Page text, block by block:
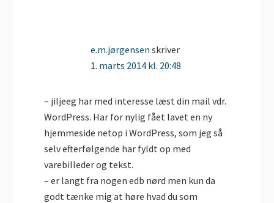
e.m.jørgensen skriver
1. marts 2014 kl. 20:48
– jiljeeg har med interesse læst din mail vdr.
WordPress. Har for nylig fået lavet en ny
hjemmeside netop i WordPress, som jeg så
selv efterfølgende har fyldt op med
varebilleder og tekst.
– er langt fra nogen edb nørd men kun da
godt tænke mig at høre hvad du som